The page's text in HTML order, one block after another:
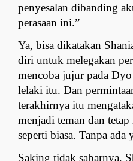
penyesalan dibanding
perasaan ini.”
Ya, bisa dikatakan
diri untuk melegakan
mencoba jujur pada
lelaki itu. Dan
terakhirnya itu
menjadi teman dan
seperti biasa. Tanpa
Saking tidak sabarnya,